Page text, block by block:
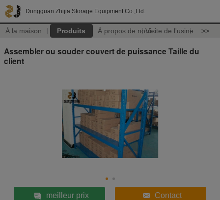
Dongguan Zhijia Storage Equipment Co.,Ltd.
À la maison Produits À propos de nousVisite de l'usine >>
Assembler ou souder couvert de puissance Taille du
client
meilleur prix Contact